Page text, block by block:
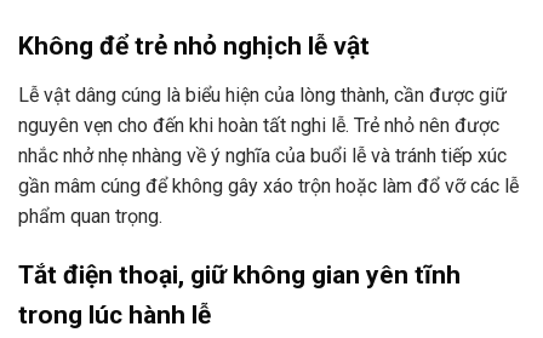
Không để trẻ nhỏ nghịch lễ vật
Lễ vật dâng cúng là biểu hiện của lòng thành, cần được giữ
nguyên vẹn cho đến khi hoàn tất nghi lễ. Trẻ nhỏ nên được
nhắc nhở nhẹ nhàng về ý nghĩa của buổi lễ và tránh tiếp xúc
gần mâm cúng để không gây xáo trộn hoặc làm đổ vỡ các lễ
phẩm quan trọng.
Tắt điện thoại, giữ không gian yên tĩnh
trong lúc hành lễ